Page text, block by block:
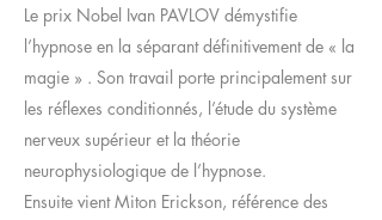
Le prix Nobel Ivan PAVLOV démystifie
l’hypnose en la séparant définitivement de « la
magie » . Son travail porte principalement sur
les réflexes conditionnés, l’étude du système
nerveux supérieur et la théorie
neurophysiologique de l’hypnose.
Ensuite vient Miton Erickson, référence des